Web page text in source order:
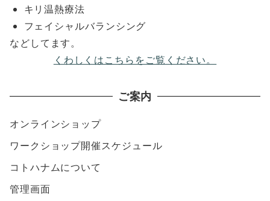
キリ温熱療法
フェイシャルバランシング
などしてます。
くわしくはこちらをご覧ください。
ご案内
オンラインショップ
ワークショップ開催スケジュール
コトハナムについて
管理画面